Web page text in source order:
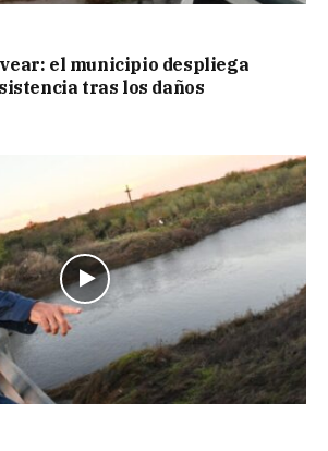
el municipio despliega
tras los daños